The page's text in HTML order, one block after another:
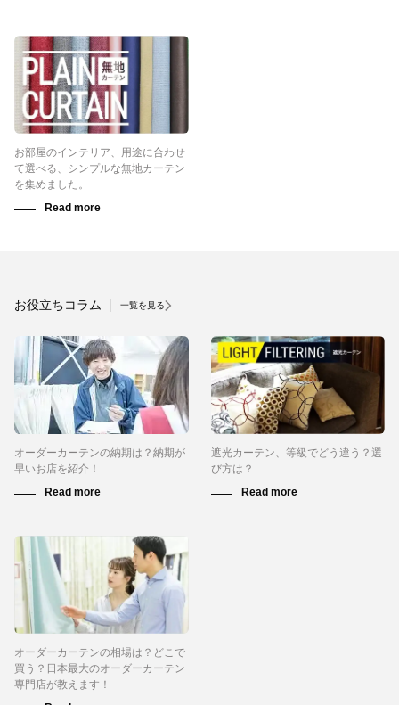
お部屋のインテリア、用途に合わせ
て選べる、シンプルな無地カーテン
を集めました。
お役立ちコラム 一覧を見る
オーダーカーテンの納期は？納期が
早いお店を紹介！
遮光カーテン、等級でどう違う？選
び方は？
オーダーカーテンの相場は？どこで
買う？日本最大のオーダーカーテン
専門店が教えます！